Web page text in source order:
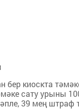
киоскта
сату урыны
39 мең штраф